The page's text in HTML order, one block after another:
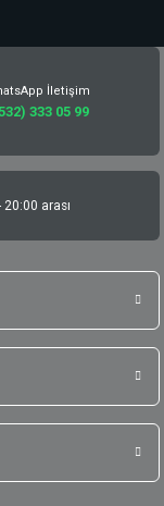
İletişim
333 05 99
20:00 arası